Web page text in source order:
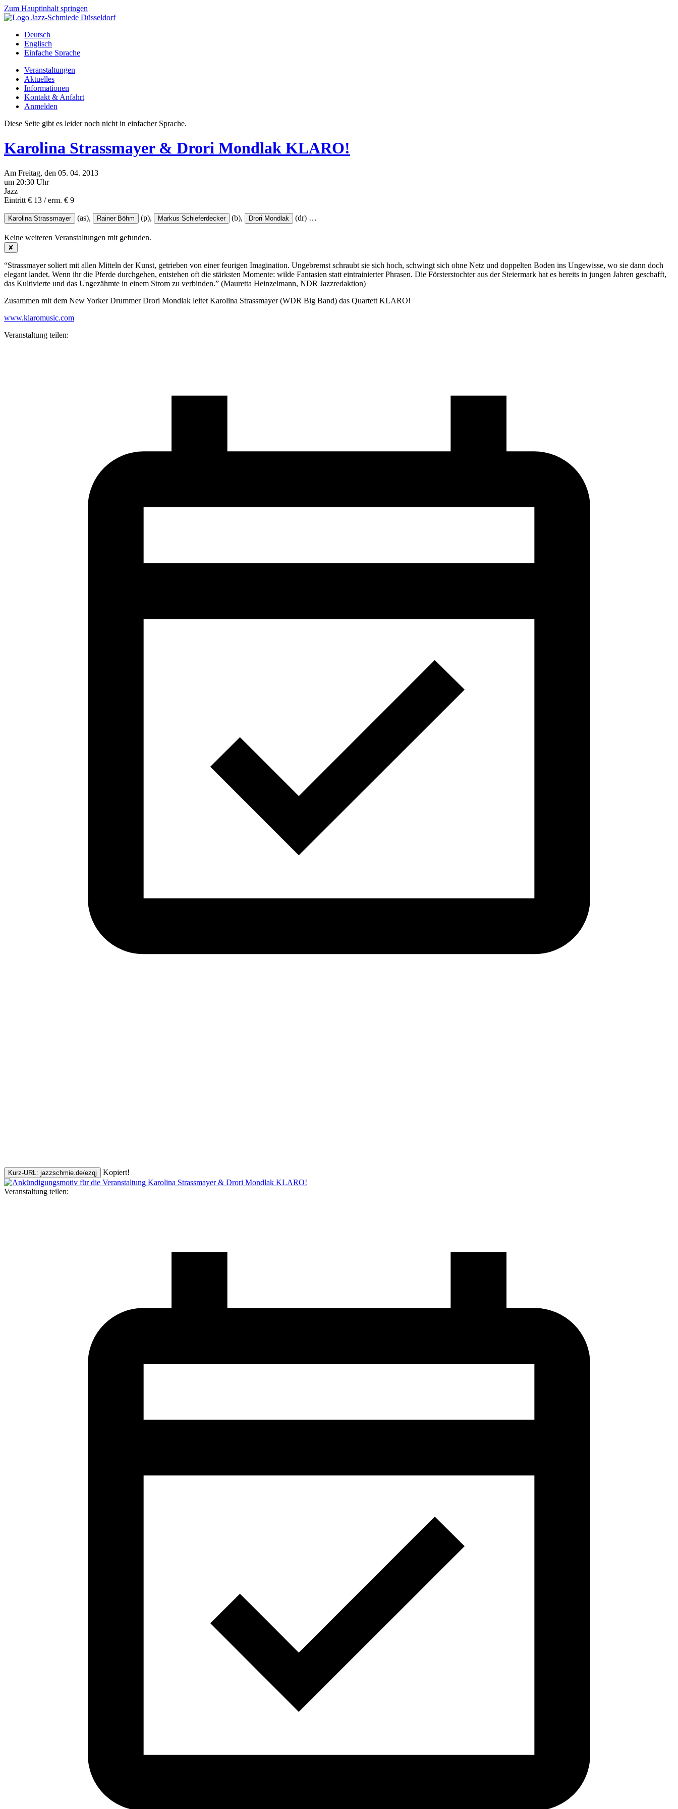
Zum Hauptinhalt springen
Deutsch
Englisch
Einfache Sprache
Veranstaltungen
Aktuelles
Informationen
Kontakt & Anfahrt
Anmelden
Diese Seite gibt es leider noch nicht in einfacher Sprache.
Karolina Strassmayer & Drori Mondlak KLARO!
Am Freitag, den 05. 04. 2013
um 20:30 Uhr
Jazz
Eintritt € 13 / erm. € 9
Karolina Strassmayer (as), Rainer Böhm (p), Markus Schieferdecker (b), Drori Mondlak (dr) …
Keine weiteren Veranstaltungen mit gefunden.
✘
“Strassmayer soliert mit allen Mitteln der Kunst, getrieben von einer feurigen Imagination. Ungebremst schraubt sie sich hoch, schwingt sich ohne Netz und doppelten Boden ins Ungewisse, wo sie dann doch
elegant landet. Wenn ihr die Pferde durchgehen, entstehen oft die stärksten Momente: wilde Fantasien statt eintrainierter Phrasen. Die Försterstochter aus der Steiermark hat es bereits in jungen Jahren geschafft,
das Kultivierte und das Ungezähmte in einem Strom zu verbinden.” (Mauretta Heinzelmann, NDR Jazzredaktion)
Zusammen mit dem New Yorker Drummer Drori Mondlak leitet Karolina Strassmayer (WDR Big Band) das Quartett KLARO!
www.klaromusic.com
Veranstaltung teilen:
Kurz-URL: jazzschmie.de/ezqj Kopiert!
Veranstaltung teilen: